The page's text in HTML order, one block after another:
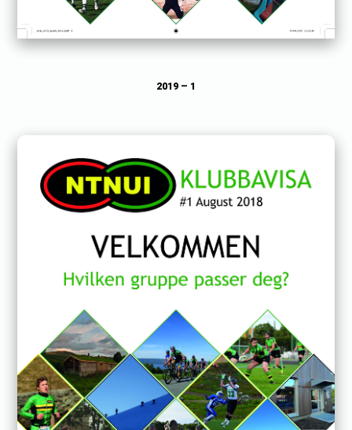
2019 – 1